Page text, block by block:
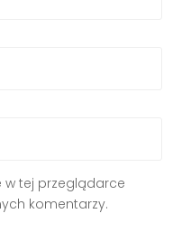
tej przeglądarce
komentarzy.